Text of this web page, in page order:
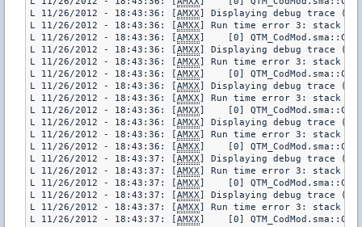
L 11/26/2012 - 18:43:36: [AMXX] Displaying debug trace
L 11/26/2012 - 18:43:36: [AMXX] Run time error 3: stack
L 11/26/2012 - 18:43:36: [AMXX]    [0]
L 11/26/2012 - 18:43:36: [AMXX] Displaying debug trace
L 11/26/2012 - 18:43:36: [AMXX] Run time error 3: stack
L 11/26/2012 - 18:43:36: [AMXX]    [0]
L 11/26/2012 - 18:43:36: [AMXX] Displaying debug trace
L 11/26/2012 - 18:43:36: [AMXX] Run time error 3: stack
L 11/26/2012 - 18:43:36: [AMXX]    [0]
L 11/26/2012 - 18:43:36: [AMXX] Displaying debug trace
L 11/26/2012 - 18:43:36: [AMXX] Run time error 3: stack
L 11/26/2012 - 18:43:36: [AMXX]    [0]
L 11/26/2012 - 18:43:37: [AMXX] Displaying debug trace
L 11/26/2012 - 18:43:37: [AMXX] Run time error 3: stack
L 11/26/2012 - 18:43:37: [AMXX]    [0]
L 11/26/2012 - 18:43:37: [AMXX] Displaying debug trace
L 11/26/2012 - 18:43:37: [AMXX] Run time error 3: stack
L 11/26/2012 - 18:43:37: [AMXX]    [0]